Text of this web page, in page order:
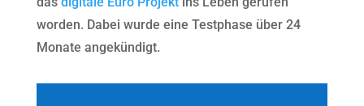
worden. Dabei wurde eine Testphase über 24
Monate angekündigt.